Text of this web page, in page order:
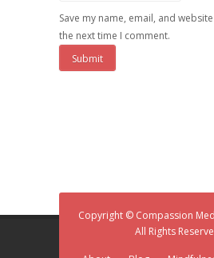
Save my name, email, and
the next time I comment.
Copyright © Compassion
All Rights